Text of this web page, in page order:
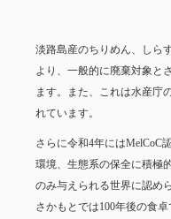
淡路島産のちりめん、しら
より、一般的に廃棄対象と
ます。また、これは水産庁
れています。
さらに令和4年にはMelCoC
環境、生態系の保全に積極
のみ与えられる世界に認め
さかもとでは100年後の食